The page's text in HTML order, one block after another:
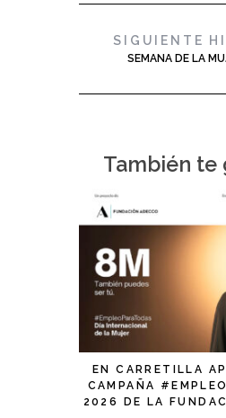
SIGUIENTE
SEMANA DE LA
También te
EN CARRETILLA
CAMPAÑA
2026 DE LA